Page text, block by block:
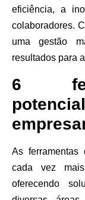
eficiência, a
colaboradores.
uma gestão
resultados para
6
As ferramentas
cada vez
oferecendo